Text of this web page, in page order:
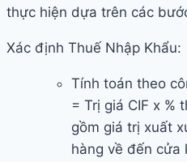
thực hiện dựa trên các
Xác định Thuế Nhập Khẩu:
Tính toán theo
= Trị giá CIF x %
gồm giá trị xuất
hàng về đến cửa